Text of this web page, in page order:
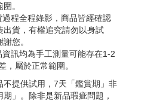
。
過程全程錄影，商品皆經確認
出貨，有權追究請勿以身試
您。
資訊均為手工測量可能存在1-2
，屬於正常範圍。
不提供試用，7天「鑑賞期」非
期」。除非是新品瑕疵問題，